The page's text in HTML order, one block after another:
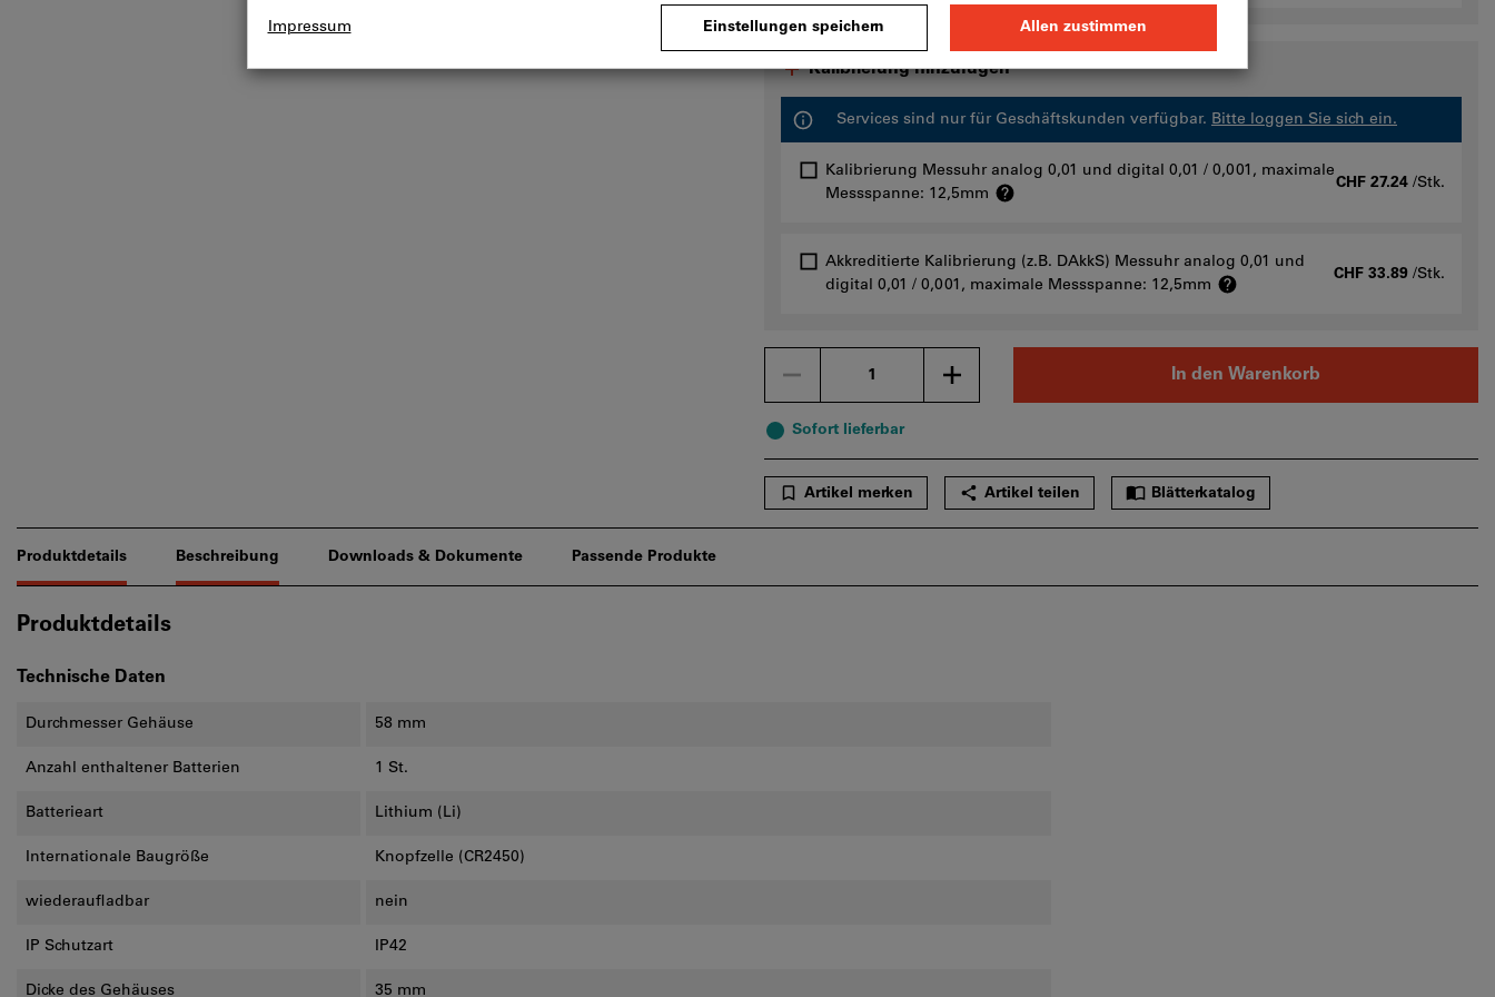
Kalibrierung hinzufügen
Services sind nur für Geschäftskunden verfügbar. Bitte loggen Sie sich ein.
Kalibrierung Messuhr analog 0,01 und digital 0,01 / 0,001, maximale
Messspanne: 12,5mm
CHF 27.24 /Stk.
Akkreditierte Kalibrierung (z.B. DAkkS) Messuhr analog 0,01 und
digital 0,01 / 0,001, maximale Messspanne: 12,5mm
CHF 33.89 /Stk.
In den Warenkorb
Sofort lieferbar
Artikel merken Artikel teilen Blätterkatalog
Produktdetails Beschreibung Downloads & Dokumente Passende Produkte
Produktdetails
Technische Daten
Durchmesser Gehäuse 58 mm
Anzahl enthaltener Batterien 1 St.
Batterieart Lithium (Li)
Internationale Baugröße Knopfzelle (CR2450)
wiederaufladbar nein
IP Schutzart IP42
Dicke des Gehäuses 35 mm